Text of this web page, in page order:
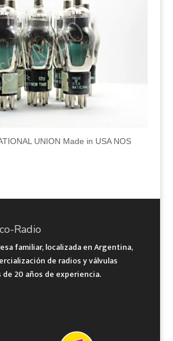
UNION Made in USA NOS
Radio
familiar, localizada en Argentina,
de radios y válvulas
20 años de experiencia.